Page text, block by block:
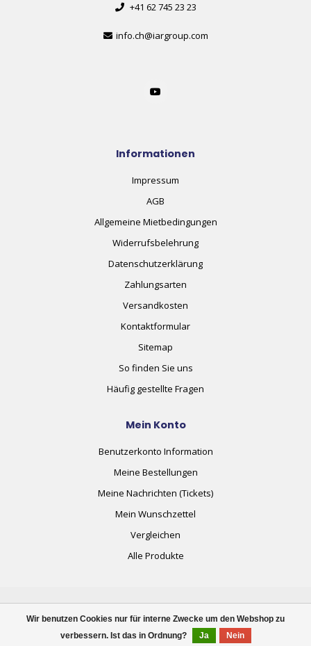
Wir benutzen Cookies nur für interne Zwecke um den Webshop zu
verbessern. Ist das in Ordnung?
Ja Nein
+41 62 745 23 23
info.ch@iargroup.com
Informationen
Impressum
AGB
Allgemeine Mietbedingungen
Widerrufsbelehrung
Datenschutzerklärung
Zahlungsarten
Versandkosten
Kontaktformular
Sitemap
So finden Sie uns
Häufig gestellte Fragen
Mein Konto
Benutzerkonto Information
Meine Bestellungen
Meine Nachrichten (Tickets)
Mein Wunschzettel
Vergleichen
Alle Produkte